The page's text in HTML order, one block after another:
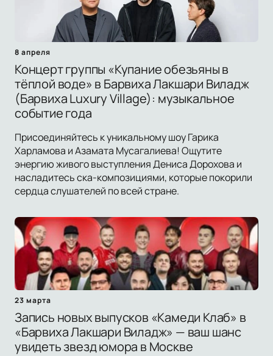
8 апреля
Концерт группы «Купание обезьяны в
тёплой воде» в Барвиха Лакшари Виладж
(Барвиха Luxury Village): музыкальное
событие года
Присоединяйтесь к уникальному шоу Гарика
Харламова и Азамата Мусагалиева! Ощутите
энергию живого выступления Дениса Дорохова и
насладитесь ска-композициями, которые покорили
сердца слушателей по всей стране.
23 марта
Запись новых выпусков «Камеди Клаб» в
«Барвиха Лакшари Виладж» — ваш шанс
увидеть звезд юмора в Москве